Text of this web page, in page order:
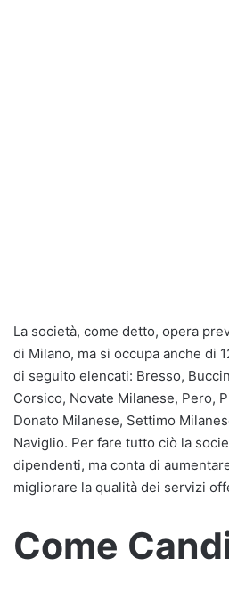
La società, come detto, opera
di Milano, ma si occupa anche di
di seguito elencati: Bresso,
Corsico, Novate Milanese, Pero,
Donato Milanese, Settimo
Naviglio. Per fare tutto ciò la
dipendenti, ma conta di
migliorare la qualità dei servizi
Come